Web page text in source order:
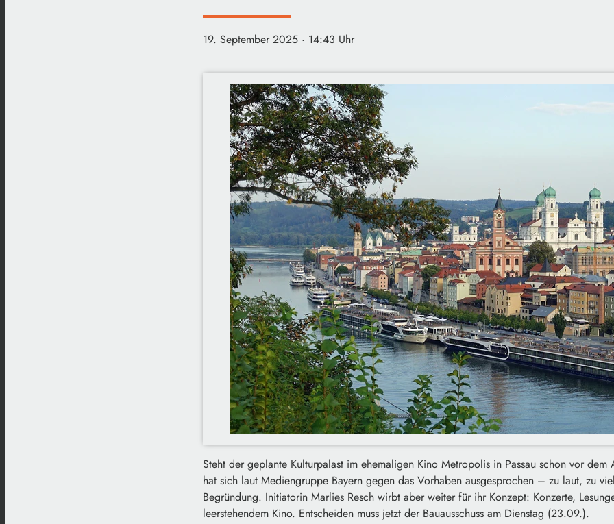
19. September 2025 · 14:43 Uhr
Steht der geplante Kulturpalast im ehemaligen Kino Metropolis in Passau schon vor dem
hat sich laut Mediengruppe Bayern gegen das Vorhaben ausgesprochen – zu laut, zu
Begründung. Initiatorin Marlies Resch wirbt aber weiter für ihr Konzept: Konzerte,
leerstehendem Kino. Entscheiden muss jetzt der Bauausschuss am Dienstag (23.09.).